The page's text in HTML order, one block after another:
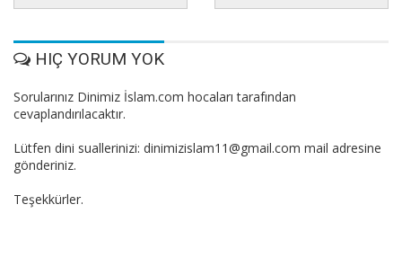
HIÇ YORUM YOK
Sorularınız Dinimiz İslam.com hocaları tarafından
cevaplandırılacaktır.
Lütfen dini suallerinizi: dinimizislam11@gmail.com mail adresine
gönderiniz.
Teşekkürler.